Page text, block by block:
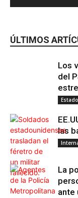
ÚLTIMOS
Los
del
las
La
ante